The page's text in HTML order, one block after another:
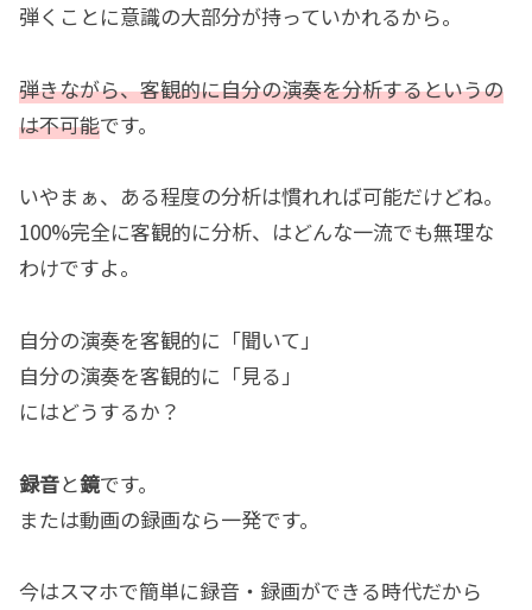
弾くことに意識の大部分が持っていかれるから。
弾きながら、客観的に自分の演奏を分析するというの
は不可能です。
いやまぁ、ある程度の分析は慣れれば可能だけどね。
100%完全に客観的に分析、はどんな一流でも無理な
わけですよ。
自分の演奏を客観的に「聞いて」
自分の演奏を客観的に「見る」
にはどうするか？
録音と鏡です。
または動画の録画なら一発です。
今はスマホで簡単に録音・録画ができる時代だから